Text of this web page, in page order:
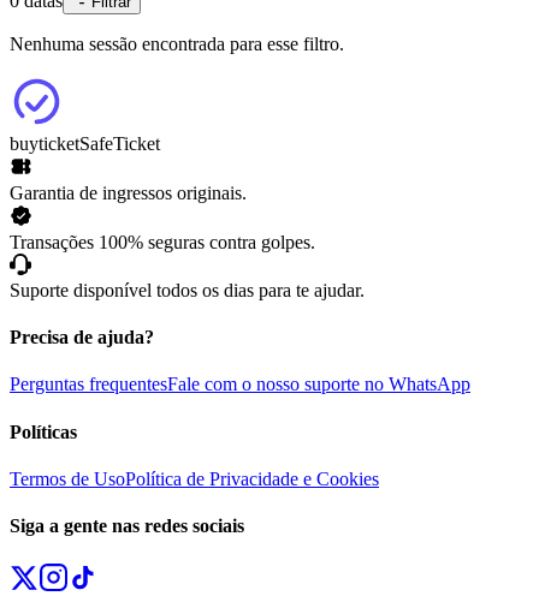
Nenhuma sessão encontrada para esse filtro.
buyticketSafeTicket
Garantia de ingressos originais.
Transações 100% seguras contra golpes.
Suporte disponível todos os dias para te ajudar.
Precisa de ajuda?
Perguntas frequentesFale com o nosso suporte no WhatsApp
Políticas
Termos de UsoPolítica de Privacidade e Cookies
Siga a gente nas redes sociais